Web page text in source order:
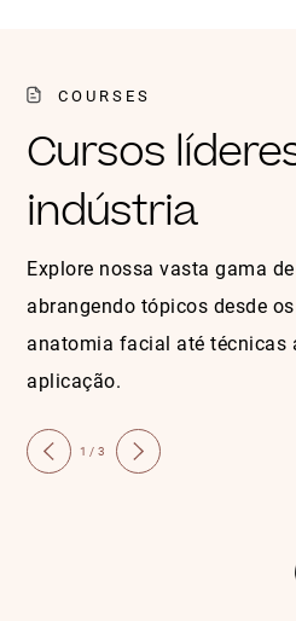
COURSES
Cursos
indústria
Explore nossa vasta gama
abrangendo tópicos desde
anatomia facial até técnicas
aplicação.
1/3